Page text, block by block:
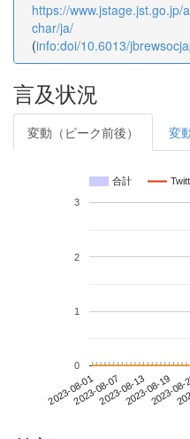
https://
char/ja/
(info:doi/10.6013/
言及状況
変動（ピーク前後） 変
合計
2023-08-012023-08-072023-08-132023-08-19
2023-
0
1
2
3